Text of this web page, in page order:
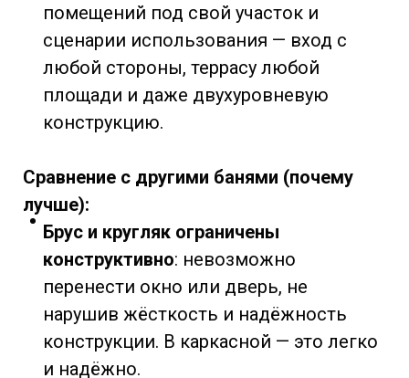
помещений под свой участок и
сценарии использования — вход с
любой стороны, террасу любой
площади и даже двухуровневую
конструкцию.
Сравнение с другими банями (почему
лучше):
Брус и кругляк ограничены
конструктивно: невозможно
перенести окно или дверь, не
нарушив жёсткость и надёжность
конструкции. В каркасной — это легко
и надёжно.